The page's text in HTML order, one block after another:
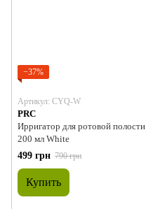
−37%
Артикул: CYQ-W
PRC
Ирригатор для ротовой полости
200 мл White
499 грн 790 грн
Купить